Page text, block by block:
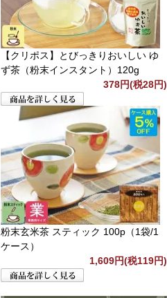
【クリポス】とびっきりおいしい ゆ
ず茶（粉末インスタント）120g
378円(税28円)
粉末玄米茶 スティック 100p（1袋/1
ケース）
1,609円(税119円)